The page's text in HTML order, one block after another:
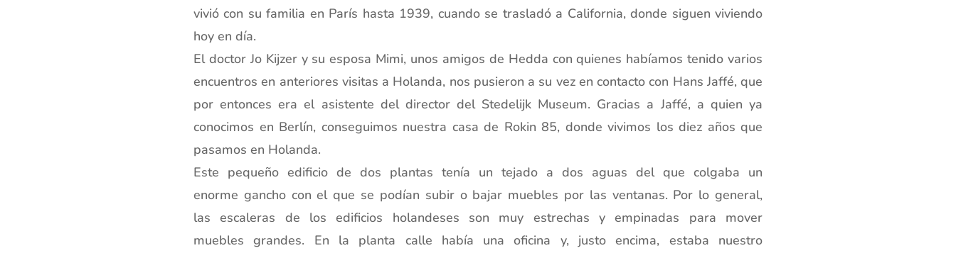
vivió con su familia en París hasta 1939, cuando se trasladó a California, donde siguen viviendo
hoy en día.
El doctor Jo Kijzer y su esposa Mimi, unos amigos de Hedda con quienes habíamos tenido varios
encuentros en anteriores visitas a Holanda, nos pusieron a su vez en contacto con Hans Jaffé, que
por entonces era el asistente del director del Stedelijk Museum. Gracias a Jaffé, a quien ya
conocimos en Berlín, conseguimos nuestra casa de Rokin 85, donde vivimos los diez años que
pasamos en Holanda.
Este pequeño edificio de dos plantas tenía un tejado a dos aguas del que colgaba un
enorme gancho con el que se podían subir o bajar muebles por las ventanas. Por lo general,
las escaleras de los edificios holandeses son muy estrechas y empinadas para mover
muebles grandes. En la planta calle había una oficina y, justo encima, estaba nuestro